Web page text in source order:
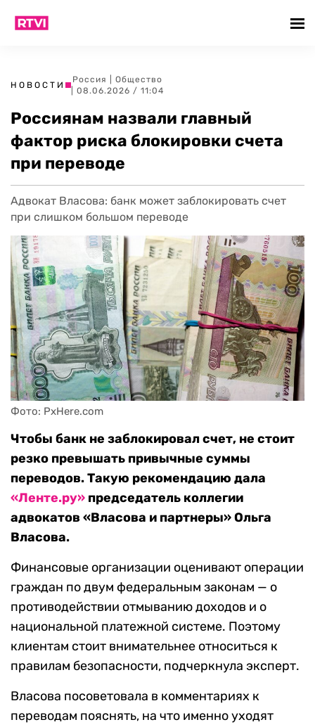
НОВОСТИ
Россия
Общество
| 08.06.2026 / 11:04
Россиянам назвали главный
фактор риска блокировки счета
при переводе
Адвокат Власова: банк может заблокировать счет
при слишком большом переводе
Фото: PxHere.com
Чтобы банк не заблокировал счет, не стоит
резко превышать привычные суммы
переводов. Такую рекомендацию дала
«Ленте.ру» председатель коллегии
адвокатов «Власова и партнеры» Ольга
Власова.
Финансовые организации оценивают операции
граждан по двум федеральным законам — о
противодействии отмыванию доходов и о
национальной платежной системе. Поэтому
клиентам стоит внимательнее относиться к
правилам безопасности, подчеркнула эксперт.
Власова посоветовала в комментариях к
переводам пояснять, на что именно уходят